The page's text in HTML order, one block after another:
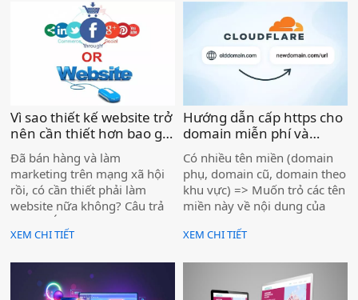
thấy doanh nghiệp có
website rõ ràng, chuyên
nghiệp, khả năng liên hệ sẽ
cao hơn rất nhiều.
Vì sao thiết kế website trở
nên cần thiết hơn bao giờ
hết cho doanh nghiệp
hiện nay )
Đã bán hàng và làm
marketing trên mạng xã hội
rồi, có cần thiết phải làm
website nữa không? Câu trả
lời là: CÓ – và website ngày
càng quan trọng hơn
XEM CHI TIẾT
Hướng dẫn cấp https cho
domain miễn phí và
redirect đến 1 url bất kỳ
mà không cần thêm
hosting )
Có nhiều tên miền (domain
phụ, domain cũ, domain theo
khu vực) => Muốn trỏ các tên
miền này về nội dung của
muốn thuê thêm hosting
XEM CHI TIẾT